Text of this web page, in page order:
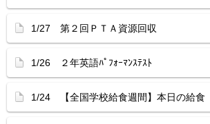
1/27 第２回ＰＴＡ資源回収
1/26 ２年英語ﾊﾟﾌｫｰﾏﾝｽﾃｽﾄ
1/24 【全国学校給食週間】本日の給食